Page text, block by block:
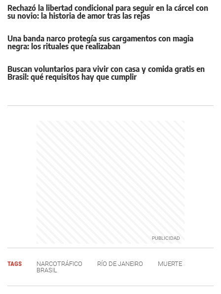
Rechazó la libertad condicional para seguir en la cárcel con
su novio: la historia de amor tras las rejas
Una banda narco protegía sus cargamentos con magia
negra: los rituales que realizaban
Buscan voluntarios para vivir con casa y comida gratis en
Brasil: qué requisitos hay que cumplir
TAGS NARCOTRÁFICO RÍO DE JANEIRO
MUERTE
BRASIL